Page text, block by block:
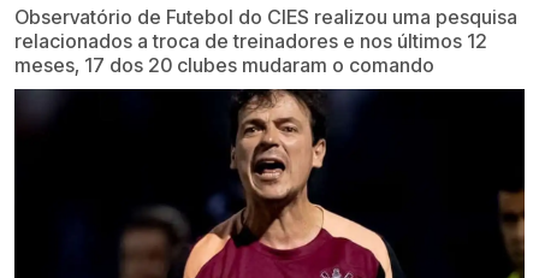
Observatório de Futebol do CIES realizou uma pesquisa
relacionados a troca de treinadores e nos últimos 12
meses, 17 dos 20 clubes mudaram o comando